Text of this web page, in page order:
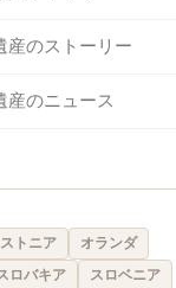
産のストーリー
産のニュース
トニア
オランダ
ロバキア
スロベニア